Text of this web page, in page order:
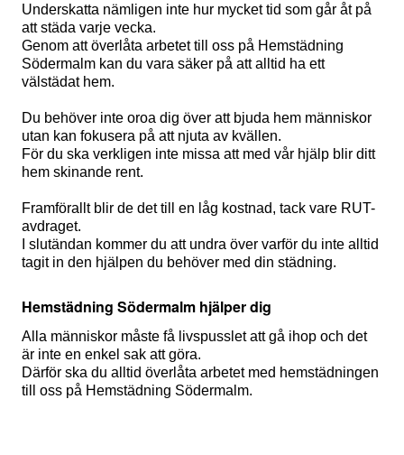
Underskatta nämligen inte hur mycket tid som går åt på
att städa varje vecka.
Genom att överlåta arbetet till oss på Hemstädning
Södermalm kan du vara säker på att alltid ha ett
välstädat hem.
Du behöver inte oroa dig över att bjuda hem människor
utan kan fokusera på att njuta av kvällen.
För du ska verkligen inte missa att med vår hjälp blir ditt
hem skinande rent.
Framförallt blir de det till en låg kostnad, tack vare RUT-
avdraget.
I slutändan kommer du att undra över varför du inte alltid
tagit in den hjälpen du behöver med din städning.
Hemstädning Södermalm hjälper dig
Alla människor måste få livspusslet att gå ihop och det
är inte en enkel sak att göra.
Därför ska du alltid överlåta arbetet med hemstädningen
till oss på Hemstädning Södermalm.